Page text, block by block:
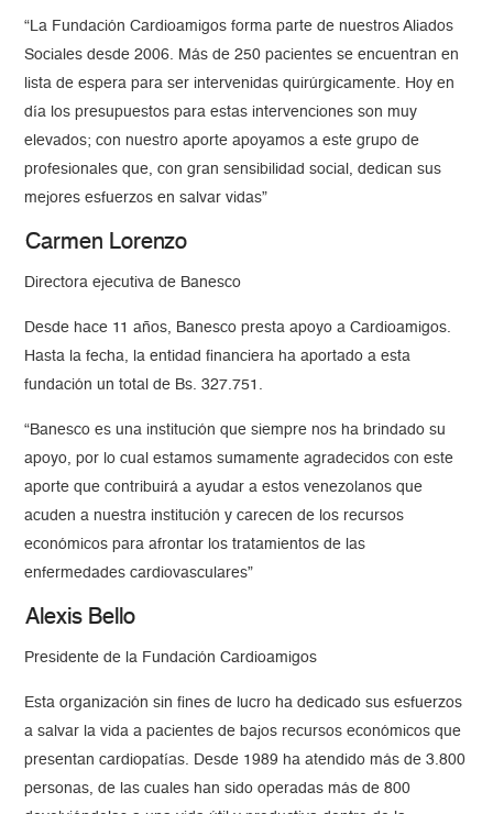
La Fundación Cardioamigos forma parte de nuestros Aliados
Sociales desde 2006. Más de 250 pacientes se encuentran en
lista de espera para ser intervenidas quirúrgicamente. Hoy en
día los presupuestos para estas intervenciones son muy
elevados; con nuestro aporte apoyamos a este grupo de
profesionales que, con gran sensibilidad social, dedican sus
mejores esfuerzos en salvar vidas
Carmen Lorenzo
Directora ejecutiva de Banesco
Desde hace 11 años, Banesco presta apoyo a Cardioamigos.
Hasta la fecha, la entidad financiera ha aportado a esta
fundación un total de Bs. 327.751.
Banesco es una institución que siempre nos ha brindado su
apoyo, por lo cual estamos sumamente agradecidos con este
aporte que contribuirá a ayudar a estos venezolanos que
acuden a nuestra institución y carecen de los recursos
económicos para afrontar los tratamientos de las
enfermedades cardiovasculares
Alexis Bello
Presidente de la Fundación Cardioamigos
Esta organización sin fines de lucro ha dedicado sus esfuerzos
a salvar la vida a pacientes de bajos recursos económicos que
presentan cardiopatías. Desde 1989 ha atendido más de 3.800
personas, de las cuales han sido operadas más de 800